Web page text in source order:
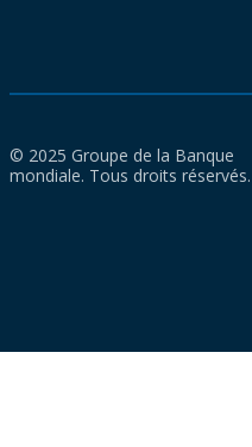
© 2025 Groupe de la Banque
mondiale. Tous droits réservés.